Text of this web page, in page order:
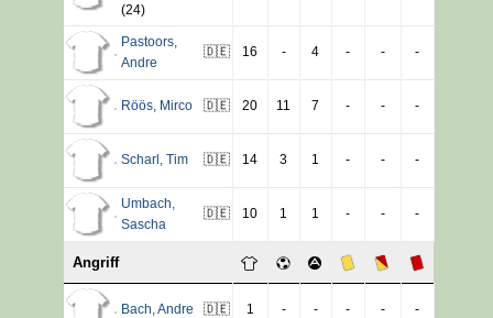
(24)
Pastoors,
Andre
🇩🇪 16 - 4 - - -
Röös, Mirco 🇩🇪 20 11 7 - - -
Scharl Tim 🇩🇪 14 3 1 - - -
Umbach
Sascha
🇩🇪 10 1 1 - - -
Angriff
Bach Andre 🇩🇪 1 - - - - -